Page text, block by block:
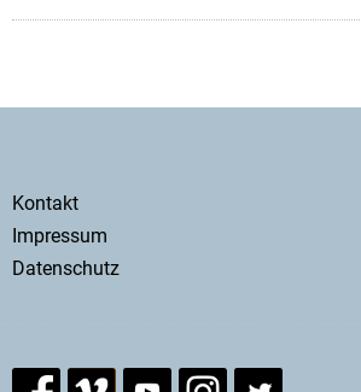
Secondary
menu
Kontakt
Impressum
Datenschutz